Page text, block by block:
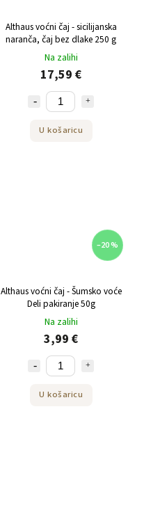
Althaus voćni čaj - sicilijanska
naranča, čaj bez dlake 250 g
Na zalihi
17,59 €
U košaricu
–20 %
Althaus voćni čaj - Šumsko voće
Deli pakiranje 50g
Na zalihi
3,99 €
U košaricu